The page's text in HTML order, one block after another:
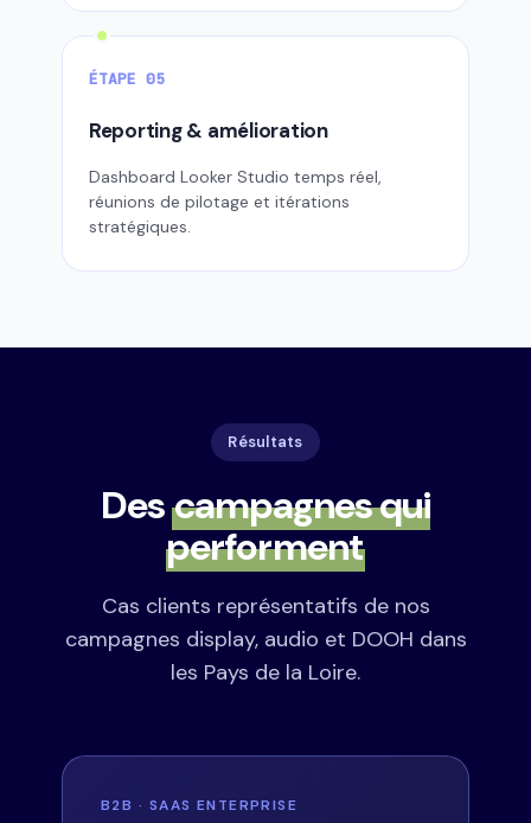
ÉTAPE 05
Reporting & amélioration
Dashboard Looker Studio temps réel,
réunions de pilotage et itérations
stratégiques.
Résultats
Descampagnes qui
performent
Cas clients représentatifs de nos
campagnes display, audio et DOOH dans
les Pays de la Loire.
B2B · SAAS ENTERPRISE